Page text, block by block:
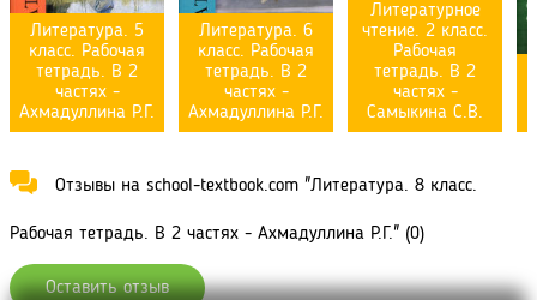
Литература. 5
класс. Рабочая
тетрадь. В 2
частях -
Ахмадуллина Р.Г.
Литература. 6
класс. Рабочая
тетрадь. В 2
частях -
Ахмадуллина Р.Г.
Литературное
чтение. 2 класс.
Рабочая
тетрадь. В 2
частях -
Самыкина С.В.
Отзывы на school-textbook.com "Литература. 8 класс.
Рабочая тетрадь. В 2 частях - Ахмадуллина Р.Г." (0)
Оставить отзыв